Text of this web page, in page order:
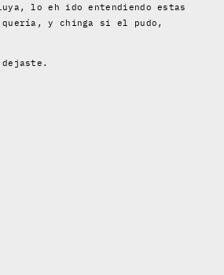
lo eh ido entendiendo estas
quería, y chinga si el pudo,